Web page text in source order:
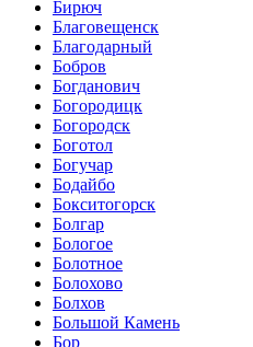
Бирюч
Благовещенск
Благодарный
Бобров
Богданович
Богородицк
Богородск
Боготол
Богучар
Бодайбо
Бокситогорск
Болгар
Бологое
Болотное
Болохово
Болхов
Большой Камень
Бор